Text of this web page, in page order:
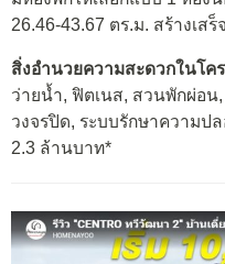
26.46-43.67 ตร.ม. สร้างเส
สิ่งอำนวยความสะดวกในโค
ว่ายน้ำ, ฟิตเนส, สวนพักผ่อน
วงจรปิด, ระบบรักษาความป
2.3 ล้านบาท*